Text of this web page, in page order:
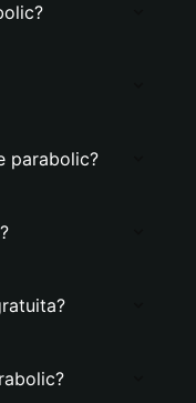
parabolic?